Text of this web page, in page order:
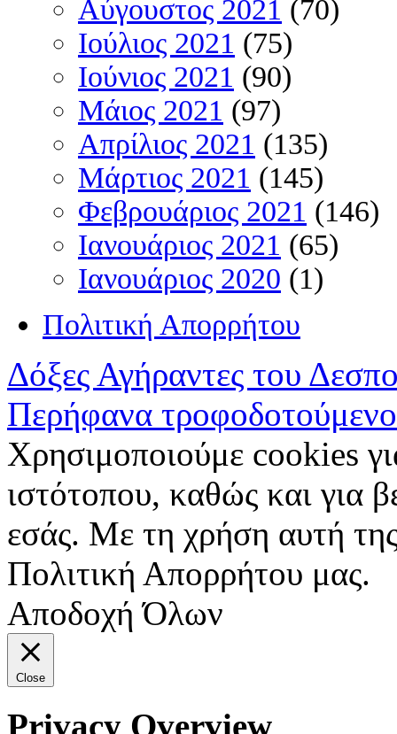
Αύγουστος 2021 (70)
Ιούλιος 2021 (75)
Ιούνιος 2021 (90)
Μάιος 2021 (97)
Απρίλιος 2021 (135)
Μάρτιος 2021 (145)
Φεβρουάριος 2021 (146)
Ιανουάριος 2021 (65)
Ιανουάριος 2020 (1)
Πολιτική Απορρήτου
Δόξες Αγήραντες του
Περήφανα
Χρησιμοποιούμε cookies
ιστότοπου, καθώς και για
εσάς. Με τη χρήση αυτή
Πολιτική Απορρήτου μας.
Αποδοχή Όλων
Close
Privacy Overview